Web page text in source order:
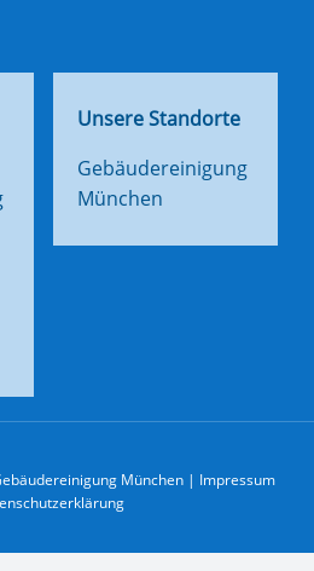
Unsere Standorte
Gebäudereinigung
München
München| Impressum